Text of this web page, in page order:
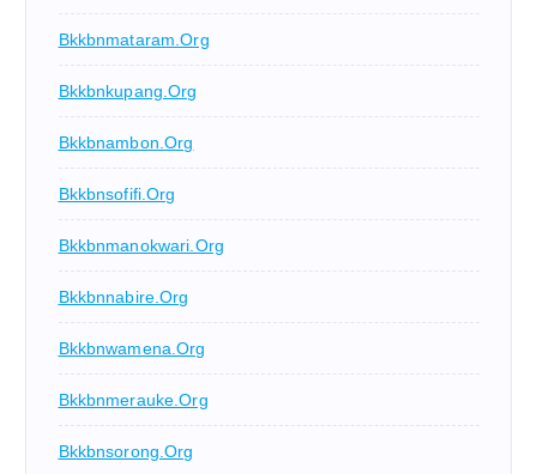
Bkkbnmataram.org
Bkkbnkupang.org
Bkkbnambon.org
Bkkbnsofifi.org
Bkkbnmanokwari.org
Bkkbnnabire.org
Bkkbnwamena.org
Bkkbnmerauke.org
Bkkbnsorong.org